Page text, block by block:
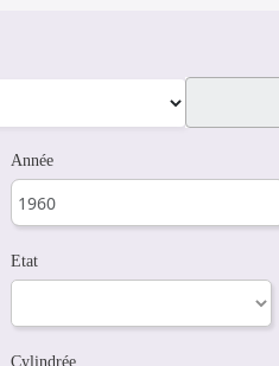
Année
Etat
Cylindrée